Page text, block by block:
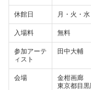
休館日 月・火・
入場料 無料
参加アーテ
ィスト
田中大輔
会場
金柑画廊
東京都目